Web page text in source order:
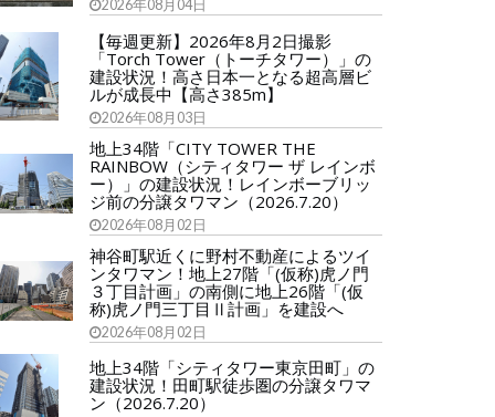
2026年08月04日
【毎週更新】2026年8月2日撮影
「Torch Tower（トーチタワー）」の
建設状況！高さ日本一となる超高層ビ
ルが成長中【高さ385m】
2026年08月03日
地上34階「CITY TOWER THE
RAINBOW（シティタワー ザ レインボ
ー）」の建設状況！レインボーブリッ
ジ前の分譲タワマン（2026.7.20）
2026年08月02日
神谷町駅近くに野村不動産によるツイ
ンタワマン！地上27階「(仮称)虎ノ門
３丁目計画」の南側に地上26階「(仮
称)虎ノ門三丁目Ⅱ計画」を建設へ
2026年08月02日
地上34階「シティタワー東京田町」の
建設状況！田町駅徒歩圏の分譲タワマ
ン（2026.7.20）